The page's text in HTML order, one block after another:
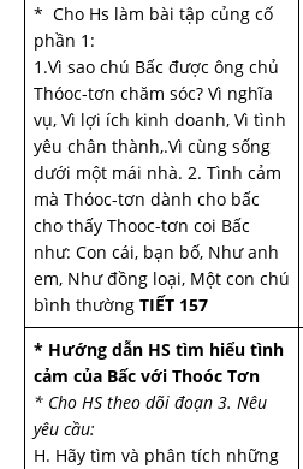
* Cho Hs làm bài tập củng cố
phần 1:
1.Vì sao chú Bấc được ông chủ
Thóoc-tơn chăm sóc? Vì nghĩa
vụ, Vì lợi ích kinh doanh, Vì tình
yêu chân thành,.Vì cùng sống
dưới một mái nhà. 2. Tình cảm
mà Thóoc-tơn dành cho bấc
cho thấy Thooc-tơn coi Bấc
như: Con cái, bạn bố, Như anh
em, Như đồng loại, Một con chú
bình thường TIẾT 157
* Hướng dẫn HS tìm hiểu tình
cảm của Bấc với Thoóc Tơn
* Cho HS theo dõi đoạn 3. Nêu
yêu cầu:
H. Hãy tìm và phân tích những